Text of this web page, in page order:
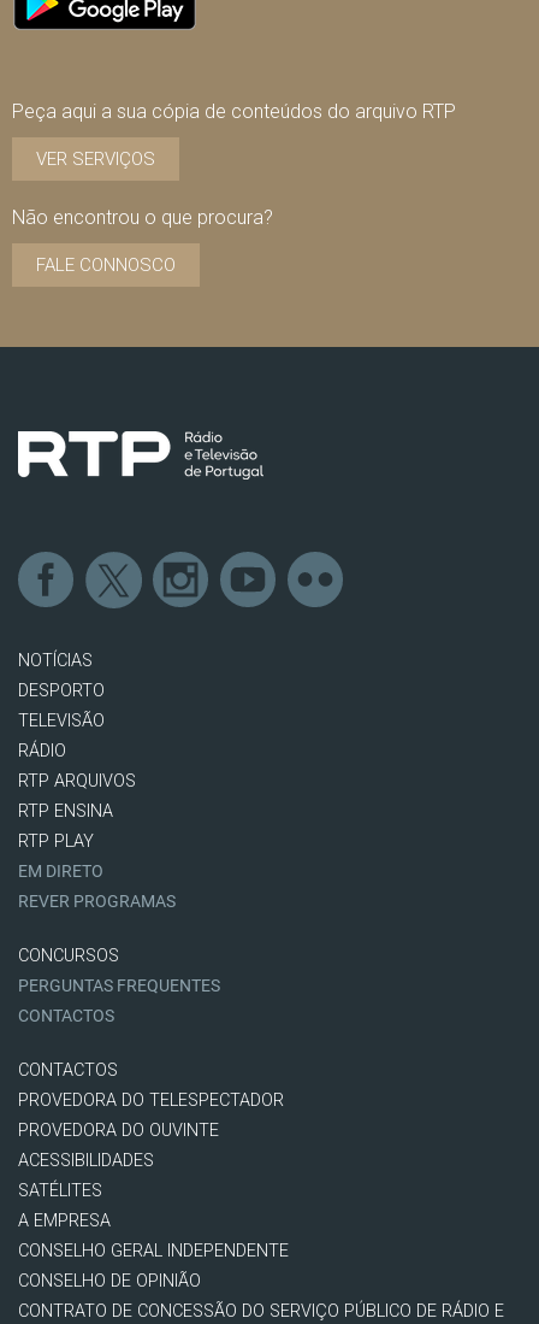
Peça aqui a sua cópia de conteúdos do arquivo RTP
VER SERVIÇOS
Não encontrou o que procura?
FALE CONNOSCO
NOTÍCIAS
DESPORTO
TELEVISÃO
RÁDIO
RTP ARQUIVOS
RTP ENSINA
RTP PLAY
EM DIRETO
REVER PROGRAMAS
CONCURSOS
PERGUNTAS FREQUENTES
CONTACTOS
CONTACTOS
PROVEDORA DO TELESPECTADOR
PROVEDORA DO OUVINTE
ACESSIBILIDADES
SATÉLITES
A EMPRESA
CONSELHO GERAL INDEPENDENTE
CONSELHO DE OPINIÃO
CONTRATO DE CONCESSÃO DO SERVIÇO PÚBLICO DE RÁDIO E